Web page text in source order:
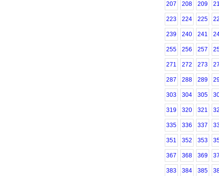
207 208 209
223 224 225
239 240 241
255 256 257
271 272 273
287 288 289
303 304 305
319 320 321
335 336 337
351 352 353
367 368 369
383 384 385